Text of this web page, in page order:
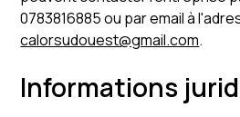
0783816885 ou par email à
calorsudouest@gmail.com.
Informations